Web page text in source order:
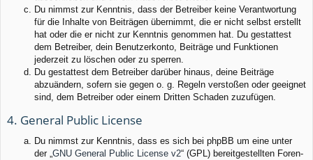
Du nimmst zur Kenntnis, dass der Betreiber keine Verantwortung
für die Inhalte von Beiträgen übernimmt, die er nicht selbst erstellt
hat oder die er nicht zur Kenntnis genommen hat. Du gestattest
dem Betreiber, dein Benutzerkonto, Beiträge und Funktionen
jederzeit zu löschen oder zu sperren.
Du gestattest dem Betreiber darüber hinaus, deine Beiträge
abzuändern, sofern sie gegen o. g. Regeln verstoßen oder geeignet
sind, dem Betreiber oder einem Dritten Schaden zuzufügen.
4. General Public License
Du nimmst zur Kenntnis, dass es sich bei phpBB um eine unter
der „GNU General Public License v2“ (GPL) bereitgestellten Foren-